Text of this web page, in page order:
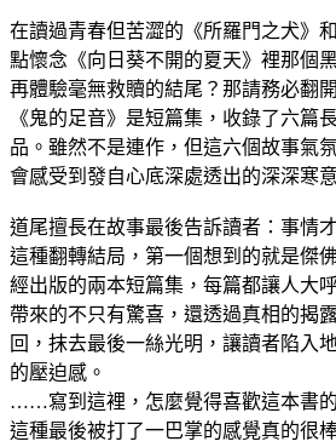
在讀過青春但苦澀的《所羅門之犬》
點懷念《向日葵不開的夏天》裡那個
再體驗毫無救贖的結尾？那請務必翻
《鬼的足音》是短篇集，收錄了六篇
品。雖然不是連作，但這六個故事氣
會感受到發自心底深處透出的深深寒
道尾擅長在故事最後告訴讀者：事情
這種翻轉結局，第一個想到的就是傑
經出版的兩本短篇集，每篇都讓人大
帶來的不只有驚喜，還透過真相的揭
回，抹去最後一絲光明，讓讀者陷入
的壓迫感。
……寫到這裡，怎麼覺得喜歡這本書
這種最後被打了一巴掌的感覺真的很棒